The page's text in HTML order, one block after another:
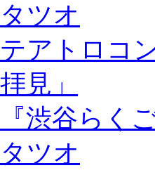
タツオ
テアトロコ
拝見」
『渋谷らく
タツオ